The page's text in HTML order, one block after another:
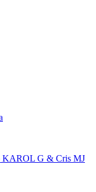
KAROL G & Cris MJ